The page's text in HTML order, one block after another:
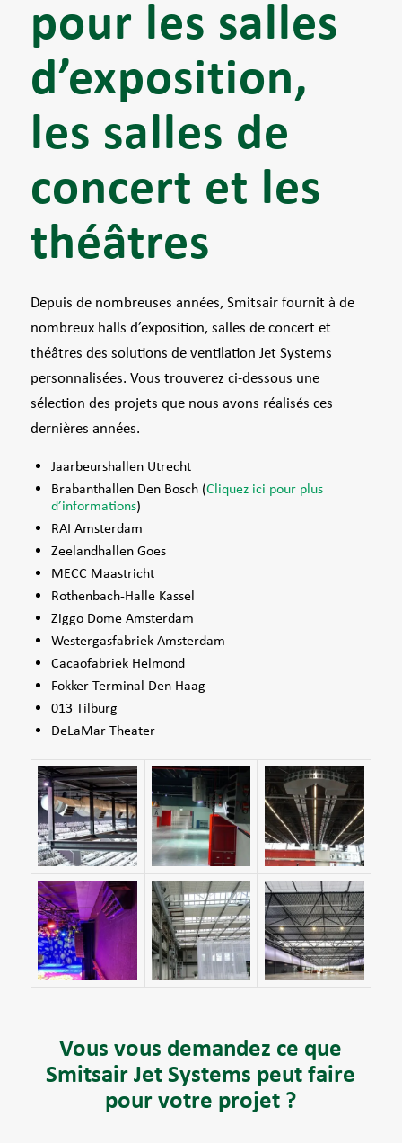
pour les salles
d’exposition,
les salles de
concert et les
théâtres
Depuis de nombreuses années, Smitsair fournit à de
nombreux halls d’exposition, salles de concert et
théâtres des solutions de ventilation Jet Systems
personnalisées. Vous trouverez ci-dessous une
sélection des projets que nous avons réalisés ces
dernières années.
Jaarbeurshallen Utrecht
Brabanthallen Den Bosch (Cliquez ici pour plus
d’informations)
RAI Amsterdam
Zeelandhallen Goes
MECC Maastricht
Rothenbach-Halle Kassel
Ziggo Dome Amsterdam
Westergasfabriek Amsterdam
Cacaofabriek Helmond
Fokker Terminal Den Haag
013 Tilburg
DeLaMar Theater
Vous vous demandez ce que
Smitsair Jet Systems peut faire
pour votre projet ?